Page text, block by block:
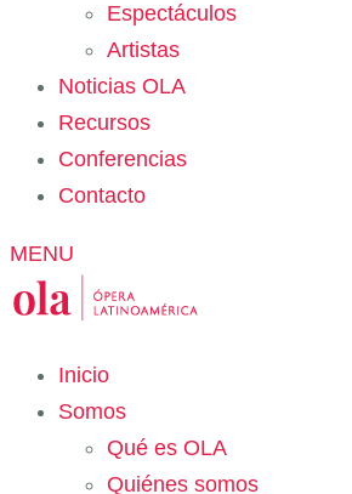
Espectáculos
Artistas
Noticias OLA
Recursos
Conferencias
Contacto
MENU
Inicio
Somos
Qué es OLA
Quiénes somos